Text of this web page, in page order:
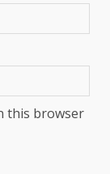
this browser